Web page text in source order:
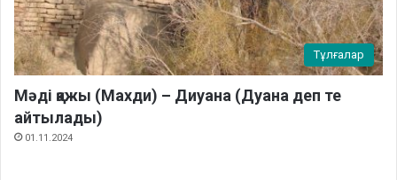
Тұлғалар
Мәді қажы (Махди) – Диуана (Дуана деп те
айтылады)
01.11.2024